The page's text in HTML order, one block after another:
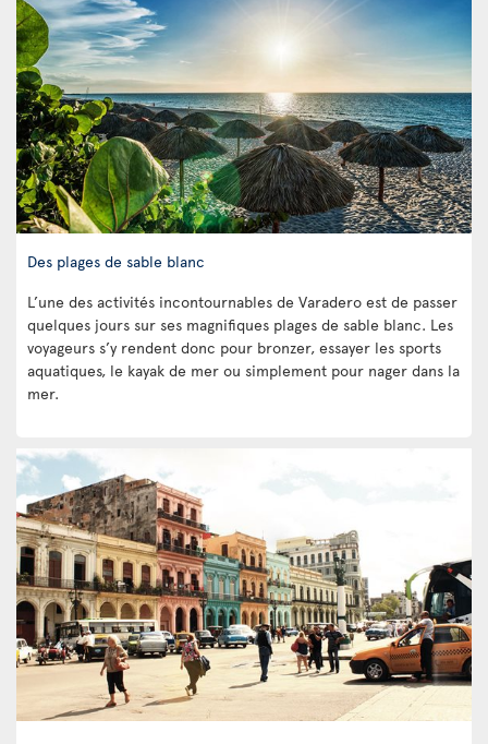
Des plages de sable blanc
L’une des activités incontournables de Varadero est de passer
quelques jours sur ses magnifiques plages de sable blanc. Les
voyageurs s’y rendent donc pour bronzer, essayer les sports
aquatiques, le kayak de mer ou simplement pour nager dans la
mer.